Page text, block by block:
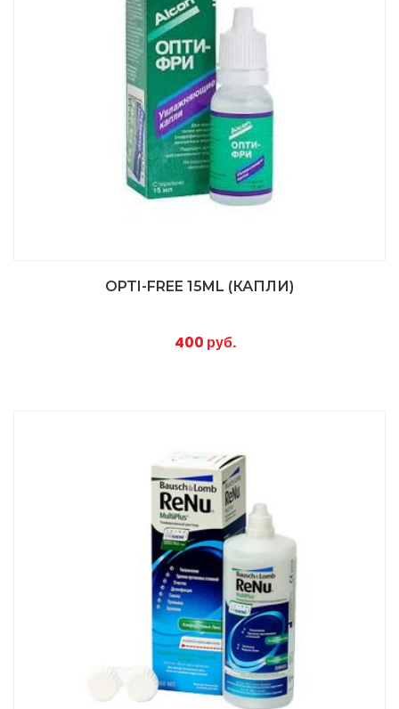
OPTI-FREE 15ML (КАПЛИ)
400 руб.